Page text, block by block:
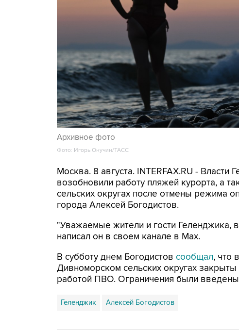
Архивное фото
Фото: Игорь Онучин/ТАСС
Москва. 8 августа. INTERFAX.RU - Власти
возобновили работу пляжей курорта, а
сельских округах после отмены режима
города Алексей Богодистов.
"Уважаемые жители и гости Геленджика,
написал он в своем канале в Max.
В субботу днем Богодистов сообщал, что
Дивноморском сельских округах
работой ПВО. Ограничения были
Геленджик Алексей Богодистов